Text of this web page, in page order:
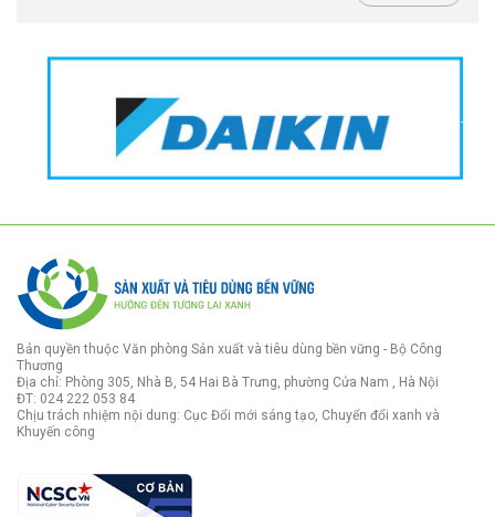
Bản quyền thuộc Văn phòng Sản xuất và tiêu dùng bền vững - Bộ Công
Thương
Địa chỉ: Phòng 305, Nhà B, 54 Hai Bà Trưng, phường Cửa Nam , Hà Nội
ĐT: 024 222 053 84
Chịu trách nhiệm nội dung: Cục Đổi mới sáng tạo, Chuyển đổi xanh và
Khuyến công